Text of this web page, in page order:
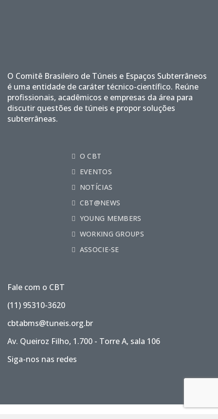
O Comitê Brasileiro de Túneis e Espaços Subterrâneos
é uma entidade de caráter técnico-científico. Reúne
profissionais, acadêmicos e empresas da área para
discutir questões de túneis e propor soluções
subterrâneas.
O CBT
EVENTOS
NOTÍCIAS
CBT@NEWS
YOUNG MEMBERS
WORKING GROUPS
ASSOCIE-SE
Fale com o CBT
(11) 95310-3620
cbtabms@tuneis.org.br
Av. Queiroz Filho, 1.700 - Torre A, sala 106
Siga-nos nas redes